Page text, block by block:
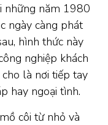
những năm 1980
ngày càng phát
hình thức này
nghiệp khách
là nơi tiếp tay
hay ngoại tình.
côi từ nhỏ và